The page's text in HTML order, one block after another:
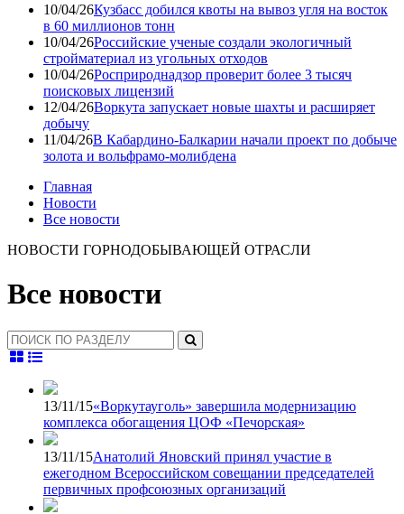
10/04/26Кузбасс добился квоты на вывоз угля на восток
в 60 миллионов тонн
10/04/26Российские ученые создали экологичный
стройматериал из угольных отходов
10/04/26Росприроднадзор проверит более 3 тысяч
поисковых лицензий
12/04/26Воркута запускает новые шахты и расширяет
добычу
11/04/26В Кабардино-Балкарии начали проект по добыче
золота и вольфрамо-молибдена
Главная
Новости
Все новости
НОВОСТИ ГОРНОДОБЫВАЮЩЕЙ ОТРАСЛИ
Все новости
13/11/15«Воркутауголь» завершила модернизацию
комплекса обогащения ЦОФ «Печорская»
13/11/15Анатолий Яновский принял участие в
ежегодном Всероссийском совещании председателей
первичных профсоюзных организаций